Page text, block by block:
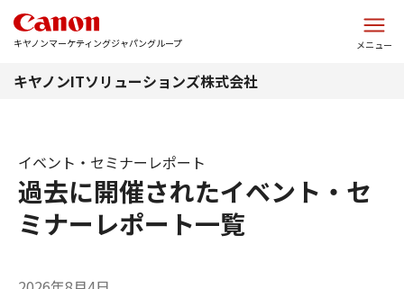
キヤノンマーケティングジャパングループ メニュー
キヤノンITソリューションズ株式会社
過去に開催されたイベント・セ
ミナーレポート一覧
イベント・セミナーレポート